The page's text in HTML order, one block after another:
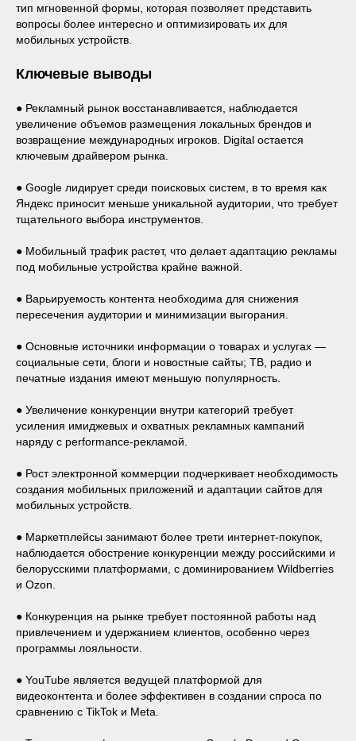
тип мгновенной формы, которая позволяет представить
вопросы более интересно и оптимизировать их для
мобильных устройств.
Ключевые выводы
● Рекламный рынок восстанавливается, наблюдается
увеличение объемов размещения локальных брендов и
возвращение международных игроков. Digital остается
ключевым драйвером рынка.
● Google лидирует среди поисковых систем, в то время как
Яндекс приносит меньше уникальной аудитории, что требует
тщательного выбора инструментов.
● Мобильный трафик растет, что делает адаптацию рекламы
под мобильные устройства крайне важной.
● Варьируемость контента необходима для снижения
пересечения аудитории и минимизации выгорания.
● Основные источники информации о товарах и услугах —
социальные сети, блоги и новостные сайты; ТВ, радио и
печатные издания имеют меньшую популярность.
● Увеличение конкуренции внутри категорий требует
усиления имиджевых и охватных рекламных кампаний
наряду с performance-рекламой.
● Рост электронной коммерции подчеркивает необходимость
создания мобильных приложений и адаптации сайтов для
мобильных устройств.
● Маркетплейсы занимают более трети интернет-покупок,
наблюдается обострение конкуренции между российскими и
белорусскими платформами, с доминированием Wildberries
и Ozon.
● Конкуренция на рынке требует постоянной работы над
привлечением и удержанием клиентов, особенно через
программы лояльности.
● YouTube является ведущей платформой для
видеоконтента и более эффективен в создании спроса по
сравнению с TikTok и Meta.